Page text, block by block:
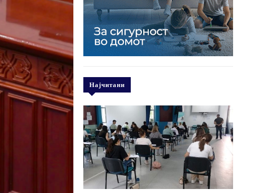
Најчитани